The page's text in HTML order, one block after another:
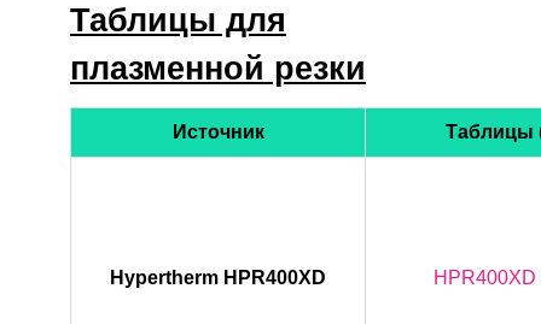
Таблицы для
плазменной резки
Источник Таблицы
Hypertherm HPR400XD HPR400XD